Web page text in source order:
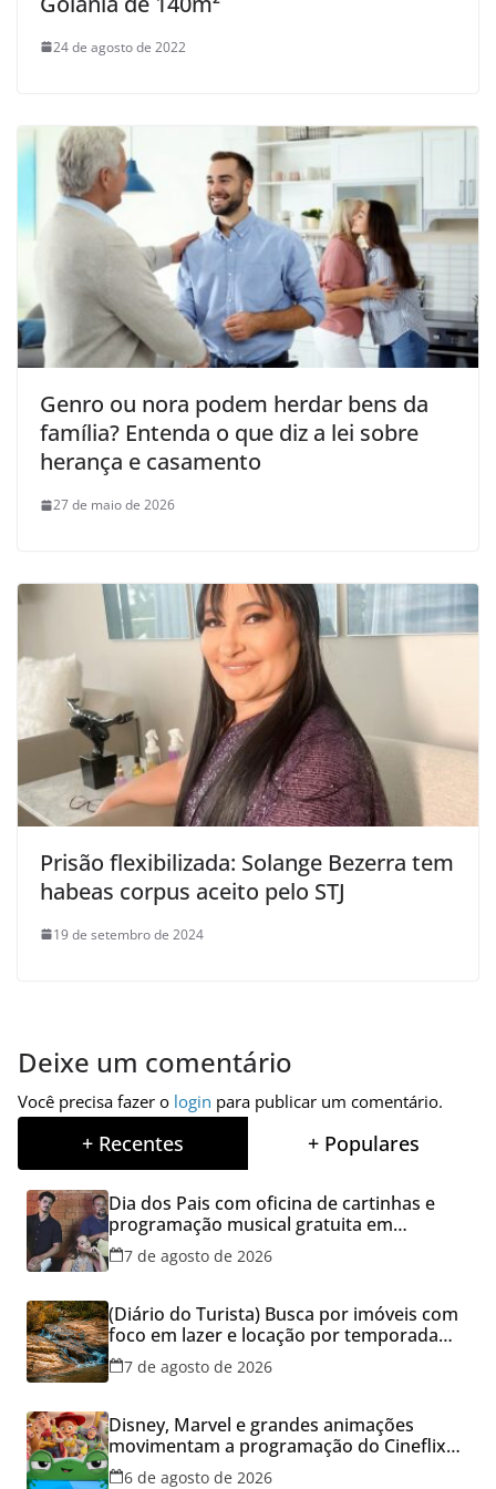
24 de agosto de 2022
Genro ou nora podem herdar bens da
família? Entenda o que diz a lei sobre
herança e casamento
27 de maio de 2026
Prisão flexibilizada: Solange Bezerra tem
habeas corpus aceito pelo STJ
19 de setembro de 2024
Deixe um comentário
Você precisa fazer o login para publicar um comentário.
+ Recentes + Populares
Dia dos Pais com oficina de cartinhas e
programação musical gratuita em
Aparecida de Goiânia
7 de agosto de 2026
(Diário do Turista) Busca por imóveis com
foco em lazer e locação por temporada
cresce no Brasil
7 de agosto de 2026
Disney, Marvel e grandes animações
movimentam a programação do Cineflix
do Aparecida Shopping
6 de agosto de 2026